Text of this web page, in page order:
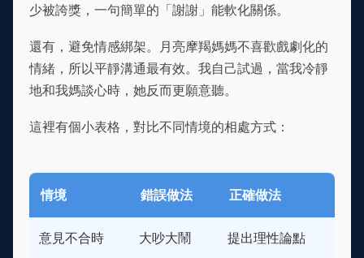
少被誇獎，一句簡單的「謝謝」能軟化關係。
還有，避免情感綁架。月亮摩羯媽媽不喜歡戲劇化的
情緒，所以平靜溝通最有效。我自己試過，當我冷靜
地和我媽談心時，她反而更願意聽。
這裡有個小表格，對比不同情境的相處方式：
情境 錯誤做法 正確做法
意見不合時 大吵大鬧 提出理性論點